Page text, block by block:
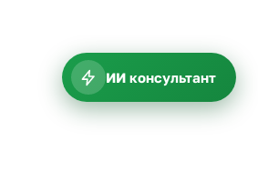
ИИ консультант